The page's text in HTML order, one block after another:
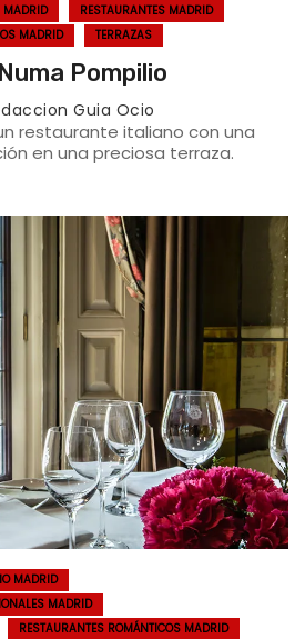
MADRID
RESTAURANTES MADRID
MADRID
TERRAZAS
Pompilio
Guia Ocio
restaurante italiano con una
en una preciosa terraza.
MADRID
MADRID
RESTAURANTES ROMÁNTICOS MADRID